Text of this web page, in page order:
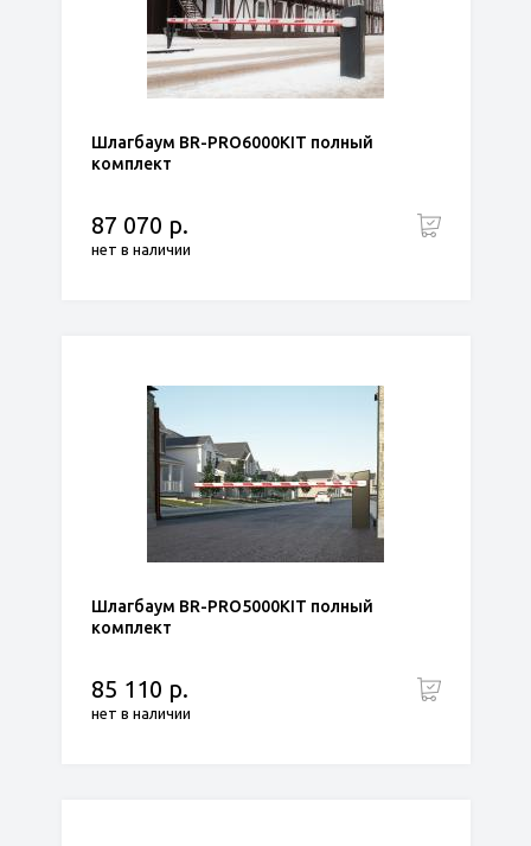
Шлагбаум BR-PRO6000KIT полный
комплект
87 070 р.
нет в наличии
Шлагбаум BR-PRO5000KIT полный
комплект
85 110 р.
нет в наличии